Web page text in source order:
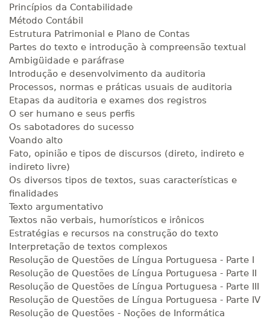
Princípios da Contabilidade
Método Contábil
Estrutura Patrimonial e Plano de Contas
Partes do texto e introdução à compreensão textual
Ambigüidade e paráfrase
Introdução e desenvolvimento da auditoria
Processos, normas e práticas usuais de auditoria
Etapas da auditoria e exames dos registros
O ser humano e seus perfis
Os sabotadores do sucesso
Voando alto
Fato, opinião e tipos de discursos (direto, indireto e
indireto livre)
Os diversos tipos de textos, suas características e
finalidades
Texto argumentativo
Textos não verbais, humorísticos e irônicos
Estratégias e recursos na construção do texto
Interpretação de textos complexos
Resolução de Questões de Língua Portuguesa - Parte I
Resolução de Questões de Língua Portuguesa - Parte II
Resolução de Questões de Língua Portuguesa - Parte III
Resolução de Questões de Língua Portuguesa - Parte IV
Resolução de Questões - Noções de Informática